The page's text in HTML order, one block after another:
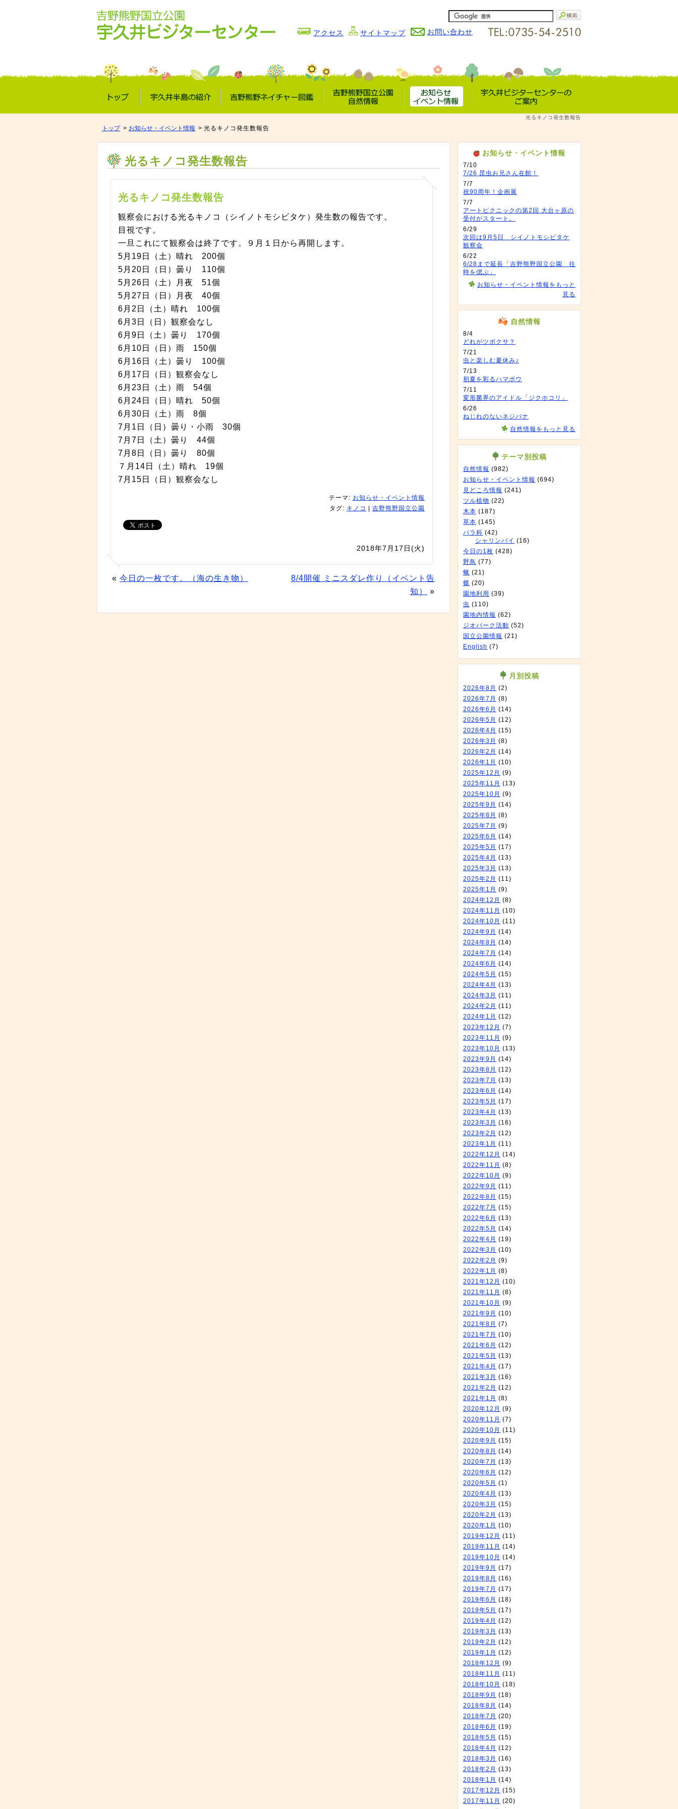
アクセス サイトマップ お問い合わせ
トップ 宇久井半島の紹介
吉野熊野
吉野熊野国立公園
お知らせ
宇久井VC光るキノコ発生数報告
トップ お知らせ・イベント情報 光るキノコ発生数報告
光るキノコ発生数報告
光るキノコ発生数報告
観察会における光るキノコ（シイノトモシビタケ）発生数の報告です。
目視です。
一旦これにて観察会は終了です。９月１日から再開します。
5月19日（土）晴れ 200個
5月20日（日）曇り 110個
5月26日（土）月夜 51個
5月27日（日）月夜 40個
6月2日（土）晴れ 100個
6月3日（日）観察会なし
6月9日（土）曇り 170個
6月10日（日）雨 150個
6月16日（土）曇り 100個
6月17日（日）観察会なし
6月23日（土）雨 54個
6月24日（日）晴れ 50個
6月30日（土）雨 8個
7月1日（日）曇り・小雨 30個
7月7日（土）曇り 44個
7月8日（日）曇り 80個
７月14日（土）晴れ 19個
7月15日（日）観察会なし
テーマ: お知らせ・イベント情報
タグ: キノコ 吉野熊野国立公園
2018年7月17日(火)
« 今日の一枚です。（海の生き物）
8/4開催 ミニスダレ作り（イベント告
知）
»
お知らせ・イベント情報
7/10
7/26 昆虫お兄さん在館！
7/7
祝90周年！企画展
7/7
アートピクニックの第2回 大台ヶ原の
受付がスタート。
6/29
次回は9月5日 シイノトモシビタケ
観察会
6/22
6/28まで延長「吉野熊野国立公園 往
時を偲ぶ」
お知らせ・イベント情報をもっと
見る
自然情報
8/4
どれがツボクサ？
7/21
虫と楽しむ夏休み♪
7/13
初夏を彩るハマボウ
7/11
変形菌界のアイドル「ジクホコリ」
6/26
ねじれのないネジバナ
自然情報をもっと見る
テーマ別投稿
自然情報 (982)
お知らせ・イベント情報 (694)
見どころ情報 (241)
ツル植物 (22)
木本 (187)
草本 (145)
バラ科 (42)
シャリンバイ (16)
今日の1枚 (428)
野鳥 (77)
蛾 (21)
蝶 (20)
園地利用 (39)
虫 (110)
園地内情報 (62)
ジオパーク活動 (52)
国立公園情報 (21)
English (7)
月別投稿
2026年8月 (2)
2026年7月 (8)
2026年6月 (14)
2026年5月 (12)
2026年4月 (15)
2026年3月 (8)
2026年2月 (14)
2026年1月 (10)
2025年12月 (9)
2025年11月 (13)
2025年10月 (9)
2025年9月 (14)
2025年8月 (8)
2025年7月 (9)
2025年6月 (14)
2025年5月 (17)
2025年4月 (13)
2025年3月 (13)
2025年2月 (11)
2025年1月 (9)
2024年12月 (8)
2024年11月 (10)
2024年10月 (11)
2024年9月 (14)
2024年8月 (14)
2024年7月 (14)
2024年6月 (14)
2024年5月 (15)
2024年4月 (13)
2024年3月 (11)
2024年2月 (11)
2024年1月 (12)
2023年12月 (7)
2023年11月 (9)
2023年10月 (13)
2023年9月 (14)
2023年8月 (12)
2023年7月 (13)
2023年6月 (14)
2023年5月 (17)
2023年4月 (13)
2023年3月 (16)
2023年2月 (12)
2023年1月 (11)
2022年12月 (14)
2022年11月 (8)
2022年10月 (9)
2022年9月 (11)
2022年8月 (15)
2022年7月 (15)
2022年6月 (13)
2022年5月 (14)
2022年4月 (19)
2022年3月 (10)
2022年2月 (9)
2022年1月 (8)
2021年12月 (10)
2021年11月 (8)
2021年10月 (9)
2021年9月 (10)
2021年8月 (7)
2021年7月 (10)
2021年6月 (12)
2021年5月 (13)
2021年4月 (17)
2021年3月 (16)
2021年2月 (12)
2021年1月 (8)
2020年12月 (9)
2020年11月 (7)
2020年10月 (11)
2020年9月 (15)
2020年8月 (14)
2020年7月 (13)
2020年6月 (12)
2020年5月 (1)
2020年4月 (13)
2020年3月 (15)
2020年2月 (13)
2020年1月 (10)
2019年12月 (11)
2019年11月 (14)
2019年10月 (14)
2019年9月 (17)
2019年8月 (16)
2019年7月 (17)
2019年6月 (18)
2019年5月 (17)
2019年4月 (12)
2019年3月 (13)
2019年2月 (12)
2019年1月 (12)
2018年12月 (9)
2018年11月 (11)
2018年10月 (18)
2018年9月 (18)
2018年8月 (14)
2018年7月 (20)
2018年6月 (19)
2018年5月 (15)
2018年4月 (12)
2018年3月 (16)
2018年2月 (13)
2018年1月 (14)
2017年12月 (15)
2017年11月 (20)